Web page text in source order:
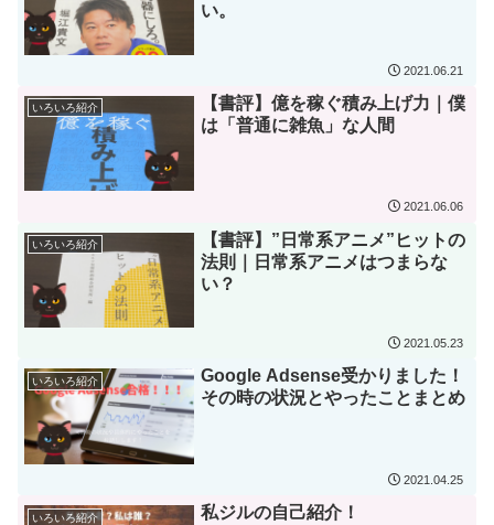
い。
2021.06.21
いろいろ紹介
【書評】億を稼ぐ積み上げ力｜僕
は「普通に雑魚」な人間
2021.06.06
いろいろ紹介
【書評】”日常系アニメ”ヒットの
法則｜日常系アニメはつまらな
い？
2021.05.23
いろいろ紹介
Google Adsense受かりました！
その時の状況とやったことまとめ
2021.04.25
いろいろ紹介 私ジルの自己紹介！